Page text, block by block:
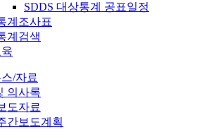
SDDS 대상통계 공표일정
계조사표
계검색
/자료
의사록
도자료
간보도계획